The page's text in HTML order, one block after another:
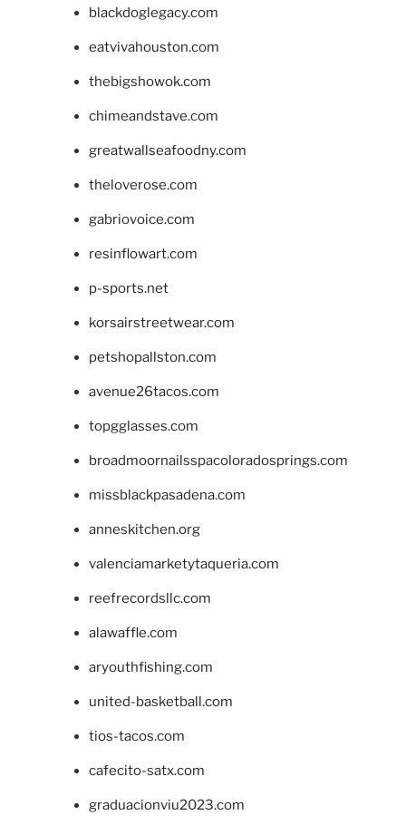
blackdoglegacy.com
eatvivahouston.com
thebigshowok.com
chimeandstave.com
greatwallseafoodny.com
theloverose.com
gabriovoice.com
resinflowart.com
p-sports.net
korsairstreetwear.com
petshopallston.com
avenue26tacos.com
topgglasses.com
broadmoornailsspacoloradosprings.com
missblackpasadena.com
anneskitchen.org
valenciamarketytaqueria.com
reefrecordsllc.com
alawaffle.com
aryouthfishing.com
united-basketball.com
tios-tacos.com
cafecito-satx.com
graduacionviu2023.com